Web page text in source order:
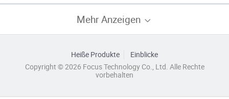
Mehr Anzeigen
Heiße Produkte
Einblicke
Copyright © 2026 Focus Technology Co., Ltd. Alle Rechte
vorbehalten